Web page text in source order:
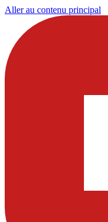
Aller au contenu principal